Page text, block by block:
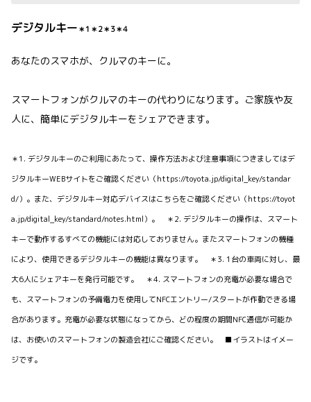
デジタルキー＊1＊2＊3＊4
あなたのスマホが、クルマのキーに。
スマートフォンがクルマのキーの代わりになります。ご家族や友
人に、簡単にデジタルキーをシェアできます。
＊1. デジタルキーのご利用にあたって、操作方法および注意事項につきましてはデ
ジタルキーWEBサイトをご確認ください（https://toyota.jp/digital_key/standar
d/）。また、デジタルキー対応デバイスはこちらをご確認ください（https://toyot
a.jp/digital_key/standard/notes.html）。 ＊2. デジタルキーの操作は、スマート
キーで動作するすべての機能には対応しておりません。またスマートフォンの機種
により、使用できるデジタルキーの機能は異なります。 ＊3. 1台の車両に対し、最
大6人にシェアキーを発行可能です。 ＊4. スマートフォンの充電が必要な場合で
も、スマートフォンの予備電力を使用してNFCエントリー/スタートが作動できる場
合があります。充電が必要な状態になってから、どの程度の期間NFC通信が可能か
は、お使いのスマートフォンの製造会社にご確認ください。 ■イラストはイメー
ジです。